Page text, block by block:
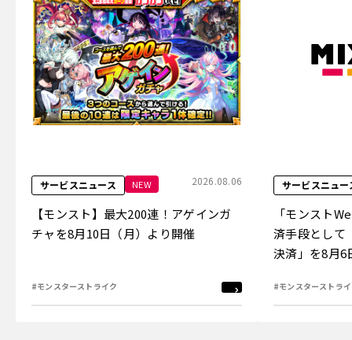
サービスニュース NEW 2026.08.06
【モンスト】最大200連！アゲインガ
チャを8月10日（月）より開催
#モンスターストライク
サービスニュー
「モンスト
済手段として
決済」を8月6
#モンスターストラ